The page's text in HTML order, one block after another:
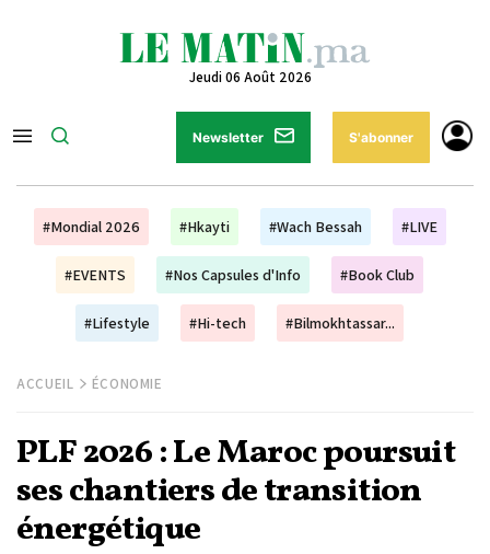
Jeudi 06 Août 2026
Newsletter S'abonner
#Mondial 2026 #Hkayti #Wach Bessah #LIVE
#EVENTS #Nos Capsules d'Info #Book Club
#Lifestyle #Hi-tech #Bilmokhtassar...
ACCUEIL ÉCONOMIE
PLF 2026 : Le Maroc poursuit
ses chantiers de transition
énergétique